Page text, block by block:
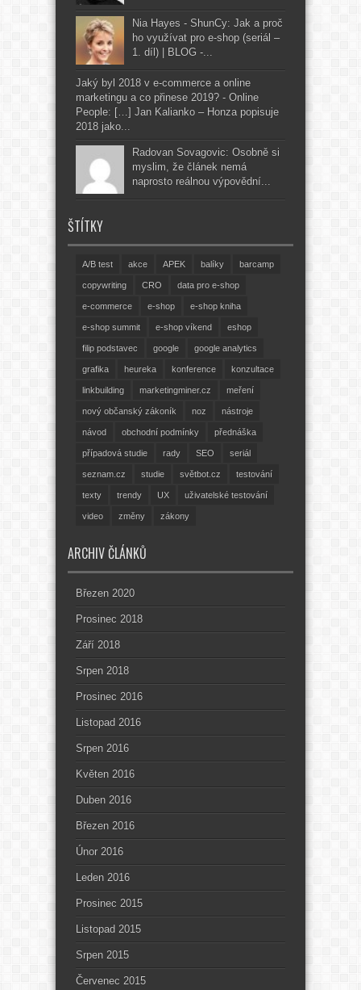
Nia Hayes - ShunCy: Jak a proč
ho využívat pro e-shop (seriál –
1. díl) | BLOG -...
Jaký byl 2018 v e-commerce a online
marketingu a co přinese 2019? - Online
People: […] Jan Kalianko – Honza popisuje
2018 jako...
Radovan Sovagovic: Osobně si
myslim, že článek nemá
naprosto reálnou výpovědní...
ŠTÍTKY
A/B test akce APEK balíky barcamp
copywriting CRO data pro e-shop
e-commerce e-shop e-shop kniha
e-shop summit e-shop víkend eshop
filip podstavec google google analytics
grafika heureka konference konzultace
linkbuilding marketingminer.cz meření
nový občanský zákoník noz nástroje
návod obchodní podmínky přednáška
případová studie rady SEO seriál
seznam.cz studie světbot.cz testování
texty trendy UX uživatelské testování
video změny zákony
ARCHIV ČLÁNKŮ
Březen 2020
Prosinec 2018
Září 2018
Srpen 2018
Prosinec 2016
Listopad 2016
Srpen 2016
Květen 2016
Duben 2016
Březen 2016
Únor 2016
Leden 2016
Prosinec 2015
Listopad 2015
Srpen 2015
Červenec 2015